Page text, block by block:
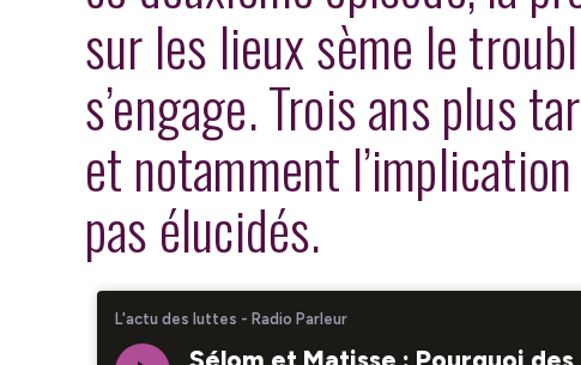
sur les lieux sème le
s’engage. Trois ans plus
et notamment
pas élucidés.